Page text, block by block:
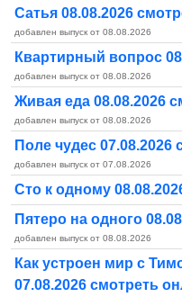
Сатья 08.08.2026
добавлен выпуск от 08.08.2026
Квартирный вопрос
добавлен выпуск от 08.08.2026
Живая еда 08.08.2026
добавлен выпуск от 08.08.2026
Поле чудес 07.08.2026
добавлен выпуск от 07.08.2026
Сто к одному
Пятеро на одного
добавлен выпуск от 08.08.2026
Как устроен мир с
07.08.2026 смотреть